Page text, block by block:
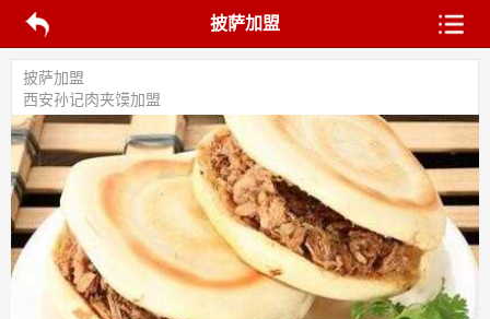
披萨加盟
披萨加盟
西安孙记肉夹馍加盟